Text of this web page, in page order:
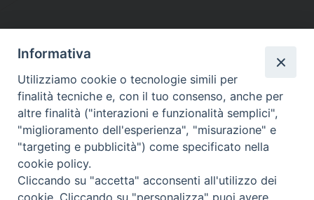
DIOCESI SUBURBICARIA DI ALBANO
Contatti:Tel.: 06.93268401 - Fax.: 06.9323844
E-mail:curia@diocesidialbano.it
Orari: dal Lunedì al Venerdì Ore: 9:00 - 13:00
Lunedì, Mercoledì e Venerdì, Ore 9:30 - 12:30
Informativa
Utilizziamo cookie o tecnologie simili per
finalità tecniche e, con il tuo consenso, anche per
altre finalità ("interazioni e funzionalità semplici",
"miglioramento dell'esperienza", "misurazione" e
"targeting e pubblicità") come specificato nella
cookie policy.
Cliccando su "accetta" acconsenti all'utilizzo dei